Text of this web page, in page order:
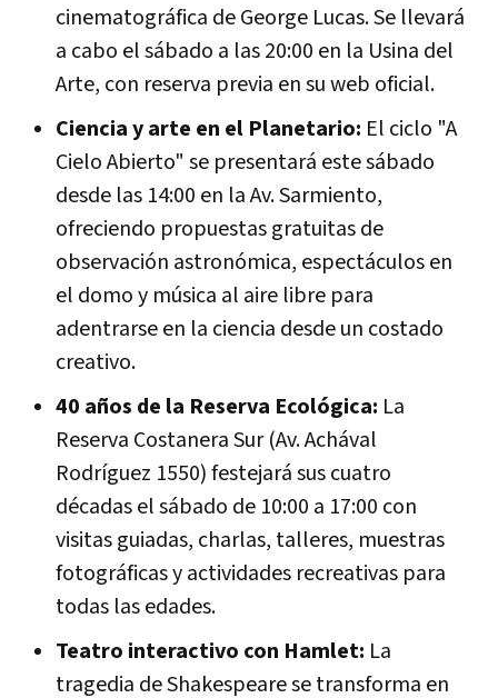
cinematográfica de George Lucas. Se llevará
a cabo el sábado a las 20:00 en la Usina del
Arte, con reserva previa en su web oficial.
Ciencia y arte en el Planetario: El ciclo "A
Cielo Abierto" se presentará este sábado
desde las 14:00 en la Av. Sarmiento,
ofreciendo propuestas gratuitas de
observación astronómica, espectáculos en
el domo y música al aire libre para
adentrarse en la ciencia desde un costado
creativo.
40 años de la Reserva Ecológica: La
Reserva Costanera Sur (Av. Achával
Rodríguez 1550) festejará sus cuatro
décadas el sábado de 10:00 a 17:00 con
visitas guiadas, charlas, talleres, muestras
fotográficas y actividades recreativas para
todas las edades.
Teatro interactivo con Hamlet: La
tragedia de Shakespeare se transforma en